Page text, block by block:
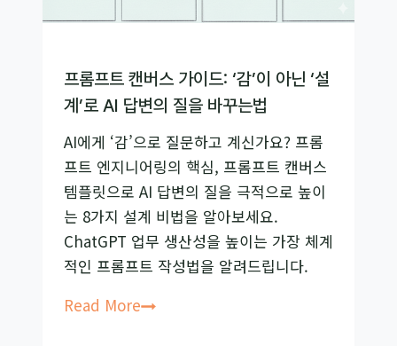
프롬프트 캔버스 가이드: ‘감’이 아닌 ‘설
계’로 AI 답변의 질을 바꾸는법
AI에게 ‘감’으로 질문하고 계신가요? 프롬
프트 엔지니어링의 핵심, 프롬프트 캔버스
템플릿으로 AI 답변의 질을 극적으로 높이
는 8가지 설계 비법을 알아보세요.
ChatGPT 업무 생산성을 높이는 가장 체계
적인 프롬프트 작성법을 알려드립니다.
Read More프